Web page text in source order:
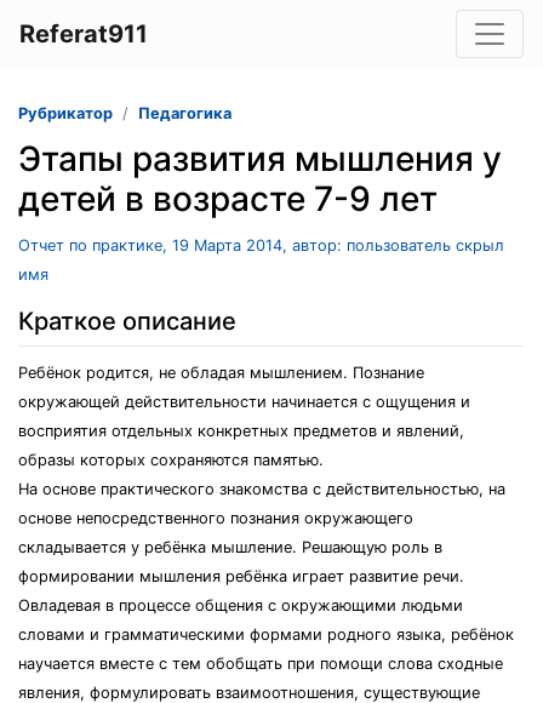
Referat911
Рубрикатор Педагогика
Этапы развития мышления у
детей в возрасте 7-9 лет
Отчет по практике, 19 Марта 2014, автор: пользователь скрыл
имя
Краткое описание
Ребёнок родится, не обладая мышлением. Познание
окружающей действительности начинается с ощущения и
восприятия отдельных конкретных предметов и явлений,
образы которых сохраняются памятью.
На основе практического знакомства с действительностью, на
основе непосредственного познания окружающего
складывается у ребёнка мышление. Решающую роль в
формировании мышления ребёнка играет развитие речи.
Овладевая в процессе общения с окружающими людьми
словами и грамматическими формами родного языка, ребёнок
научается вместе с тем обобщать при помощи слова сходные
явления, формулировать взаимоотношения, существующие